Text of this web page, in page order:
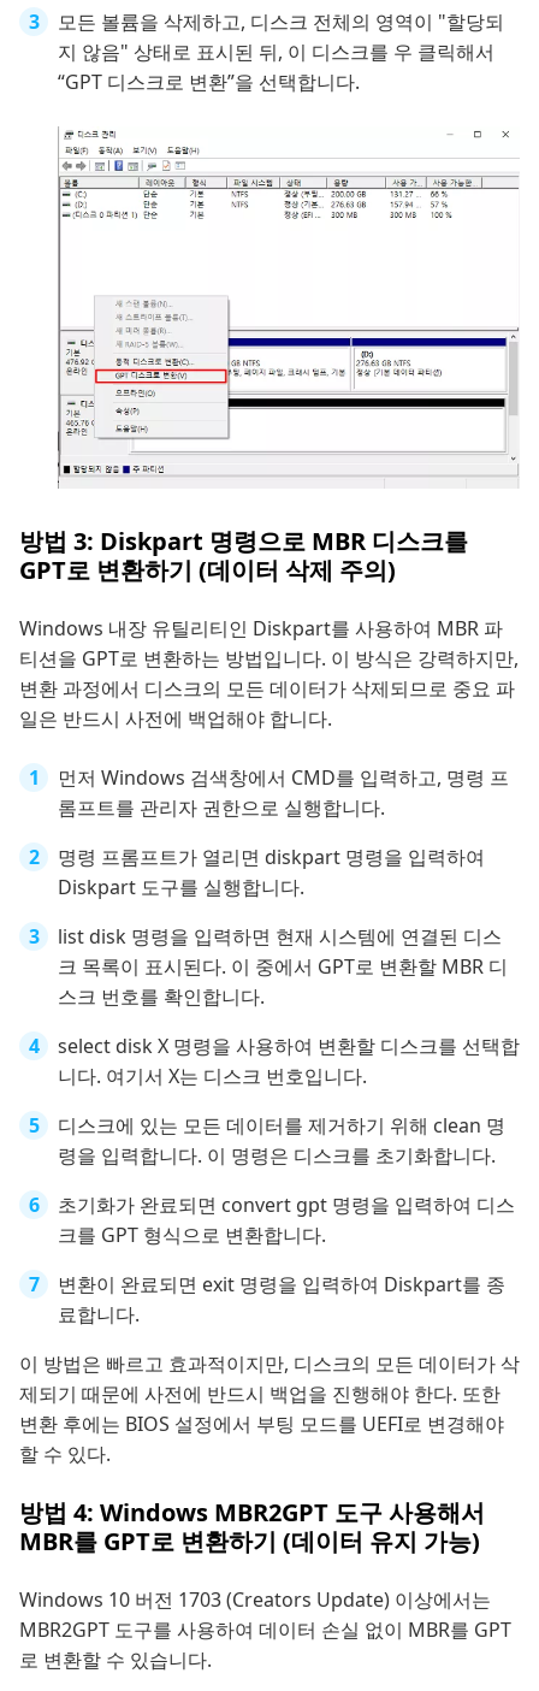
모든 볼륨을 삭제하고, 디스크 전체의 영역이 "할당되
지 않음" 상태로 표시된 뒤, 이 디스크를 우 클릭해서
“GPT 디스크로 변환”을 선택합니다.
방법 3: Diskpart 명령으로 MBR 디스크를
GPT로 변환하기 (데이터 삭제 주의)
Windows 내장 유틸리티인 Diskpart를 사용하여 MBR 파
티션을 GPT로 변환하는 방법입니다. 이 방식은 강력하지만,
변환 과정에서 디스크의 모든 데이터가 삭제되므로 중요 파
일은 반드시 사전에 백업해야 합니다.
먼저 Windows 검색창에서 CMD를 입력하고, 명령 프
롬프트를 관리자 권한으로 실행합니다.
명령 프롬프트가 열리면 diskpart 명령을 입력하여
Diskpart 도구를 실행합니다.
list disk 명령을 입력하면 현재 시스템에 연결된 디스
크 목록이 표시된다. 이 중에서 GPT로 변환할 MBR 디
스크 번호를 확인합니다.
select disk X 명령을 사용하여 변환할 디스크를 선택합
니다. 여기서 X는 디스크 번호입니다.
디스크에 있는 모든 데이터를 제거하기 위해 clean 명
령을 입력합니다. 이 명령은 디스크를 초기화합니다.
초기화가 완료되면 convert gpt 명령을 입력하여 디스
크를 GPT 형식으로 변환합니다.
변환이 완료되면 exit 명령을 입력하여 Diskpart를 종
료합니다.
이 방법은 빠르고 효과적이지만, 디스크의 모든 데이터가 삭
제되기 때문에 사전에 반드시 백업을 진행해야 한다. 또한
변환 후에는 BIOS 설정에서 부팅 모드를 UEFI로 변경해야
할 수 있다.
방법 4: Windows MBR2GPT 도구 사용해서
MBR를 GPT로 변환하기 (데이터 유지 가능)
Windows 10 버전 1703 (Creators Update) 이상에서는
MBR2GPT 도구를 사용하여 데이터 손실 없이 MBR를 GPT
로 변환할 수 있습니다.